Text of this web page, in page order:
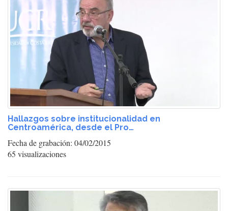
Hallazgos sobre institucionalidad en
Centroamérica, desde el Pro…
Fecha de grabación: 04/02/2015
65 visualizaciones